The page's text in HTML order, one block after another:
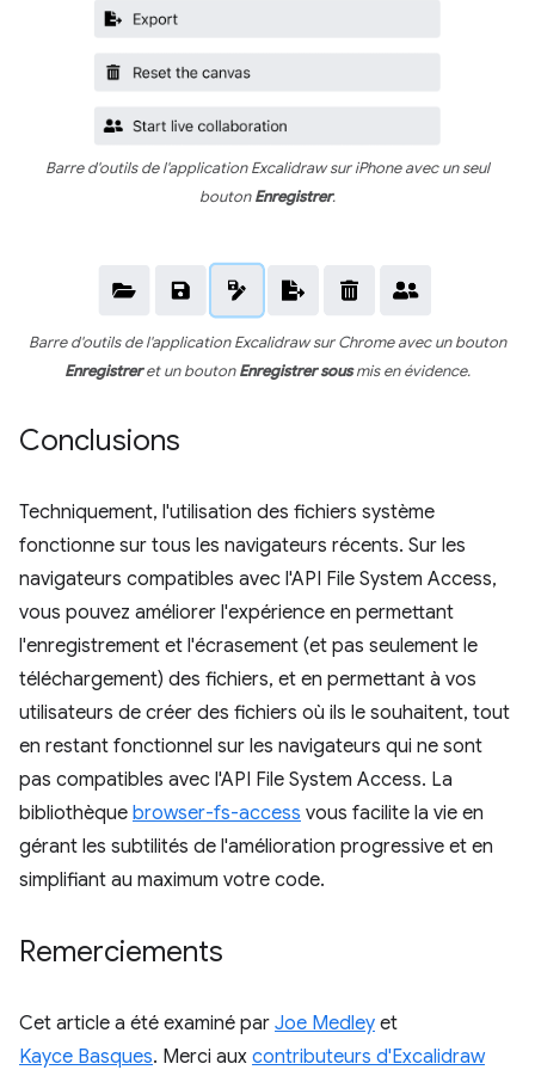
Barre d'outils de l'application Excalidraw sur iPhone avec un seul
boutonEnregistrer.
Barre d'outils de l'application Excalidraw sur Chrome avec un bouton
Enregistreret un boutonEnregistrer sousmis en évidence.
Conclusions
Techniquement, l'utilisation des fichiers système
fonctionne sur tous les navigateurs récents. Sur les
navigateurs compatibles avec l'API File System Access,
vous pouvez améliorer l'expérience en permettant
l'enregistrement et l'écrasement (et pas seulement le
téléchargement) des fichiers, et en permettant à vos
utilisateurs de créer des fichiers où ils le souhaitent, tout
en restant fonctionnel sur les navigateurs qui ne sont
pas compatibles avec l'API File System Access. La
bibliothèque browser-fs-access vous facilite la vie en
gérant les subtilités de l'amélioration progressive et en
simplifiant au maximum votre code.
Remerciements
Cet article a été examiné par Joe Medley et
Kayce Basques. Merci aux contributeurs d'Excalidraw